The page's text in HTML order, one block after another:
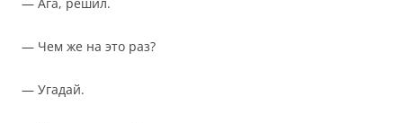
— Чем же на это раз?
— Угадай.